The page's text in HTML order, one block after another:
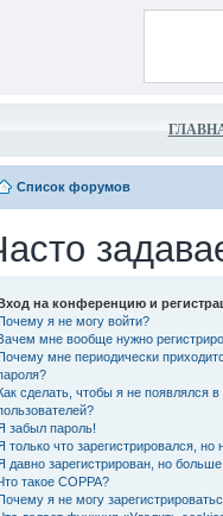
Список форумов
на конференцию и
я не могу войти?
мне вообще нужно
мне периодически
сделать, чтобы я не появлялся
забыл пароль!
только что зарегистрировался, но
давно зарегистрирован, но
такое COPPA?
я не могу